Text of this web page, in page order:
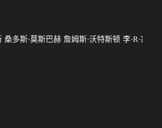
桑多斯·莫斯巴赫 詹姆斯·沃特斯顿 李·R·塞拉